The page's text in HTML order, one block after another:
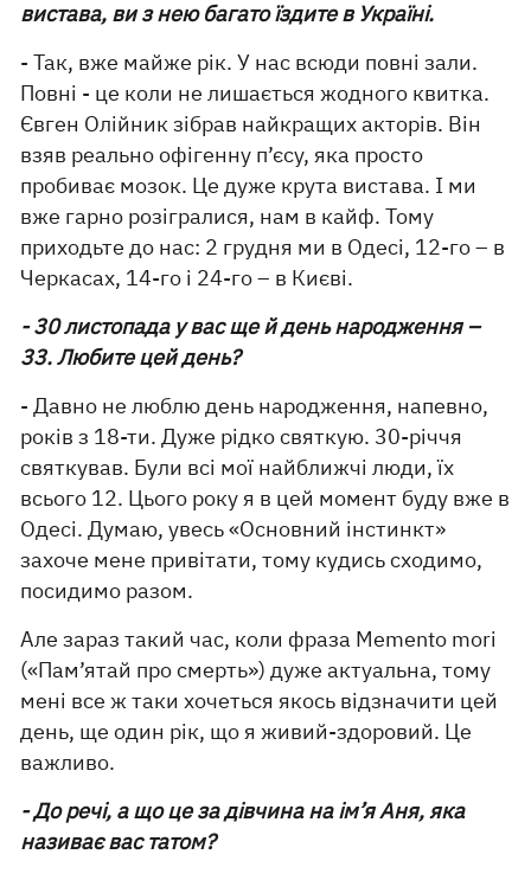
вистава, ви з нею багато їздите в Україні.
- Так, вже майже рік. У нас всюди повні зали.
Повні - це коли не лишається жодного квитка.
Євген Олійник зібрав найкращих акторів. Він
взяв реально офігенну п’єсу, яка просто
пробиває мозок. Це дуже крута вистава. І ми
вже гарно розігралися, нам в кайф. Тому
приходьте до нас: 2 грудня ми в Одесі, 12-го – в
Черкасах, 14-го і 24-го – в Києві.
- 30 листопада у вас ще й день народження –
33. Любите цей день?
- Давно не люблю день народження, напевно,
років з 18-ти. Дуже рідко святкую. 30-річчя
святкував. Були всі мої найближчі люди, їх
всього 12. Цього року я в цей момент буду вже в
Одесі. Думаю, увесь «Основний інстинкт»
захоче мене привітати, тому кудись сходимо,
посидимо разом.
Але зараз такий час, коли фраза Memento mori
(«Пам’ятай про смерть») дуже актуальна, тому
мені все ж таки хочеться якось відзначити цей
день, ще один рік, що я живий-здоровий. Це
важливо.
- До речі, а що це за дівчина на ім’я Аня, яка
називає вас татом?